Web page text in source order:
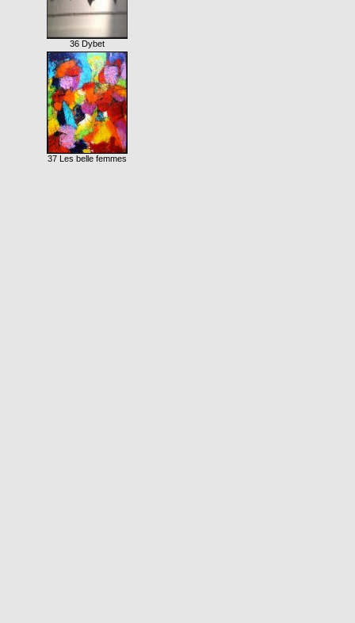
36 Dybet
37 Les belle femmes